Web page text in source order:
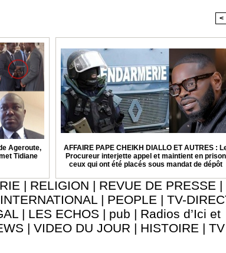
<
Ageroute,
Tidiane
AFFAIRE PAPE CHEIKH DIALLO ET AUTRES :
Procureur interjette appel et maintient en prison
ceux qui ont été placés sous mandat de dépôt
| RELIGION | REVUE DE PRESSE |
INTERNATIONAL | PEOPLE | TV-
| LES ECHOS | pub | Radios d’Ici et
| VIDEO DU JOUR | HISTOIRE | TV